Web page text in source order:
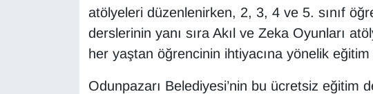
atölyeleri düzenlenirken, 2, 3, 4 ve 5. sınıf
derslerinin yanı sıra Akıl ve Zeka Oyunları
her yaştan öğrencinin ihtiyacına yönelik eğitim
Odunpazarı Belediyesi’nin bu ücretsiz eğitim